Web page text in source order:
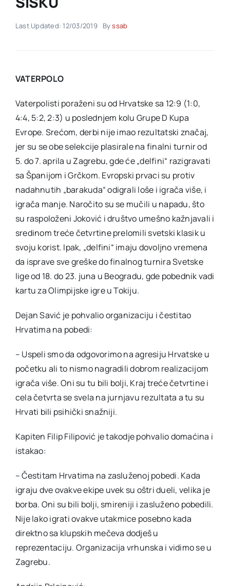
Akti SSAB
Last Updated: 12/03/2019 Byssab
VATERPOLO
Vaterpolisti poraženi su od Hrvatske sa 12:9 (1:0,
4:4, 5:2, 2:3) u poslednjem kolu Grupe D Kupa
Evrope. Srećom, derbi nije imao rezultatski značaj,
jer su se obe selekcije plasirale na finalni turnir od
5. do 7. aprila u Zagrebu, gde će „delfini“ razigravati
sa Španijom i Grčkom. Evropski prvaci su protiv
nadahnutih „barakuda“ odigrali loše i igrača više, i
igrača manje. Naročito su se mučili u napadu, što
su raspoloženi Joković i društvo umešno kažnjavali i
sredinom treće četvrtine prelomili svetski klasik u
svoju korist. Ipak, „delfini“ imaju dovoljno vremena
da isprave sve greške do finalnog turnira Svetske
lige od 18. do 23. juna u Beogradu, gde pobednik vadi
kartu za Olimpijske igre u Tokiju.
Dejan Savić je pohvalio organizaciju i čestitao
Hrvatima na pobedi:
– Uspeli smo da odgovorimo na agresiju Hrvatske u
početku ali to nismo nagradili dobrom realizacijom
igrača više. Oni su tu bili bolji, Kraj treće četvrtine i
cela četvrta se svela na jurnjavu rezultata a tu su
Hrvati bili psihički snažniji.
Kapiten Filip Filipović je takodje pohvalio domaćina i
istakao:
– Čestitam Hrvatima na zasluženoj pobedi. Kada
igraju dve ovakve ekipe uvek su oštri dueli, velika je
borba. Oni su bili bolji, smireniji i zasluženo pobedili.
Nije lako igrati ovakve utakmice posebno kada
direktno sa klupskih mečeva dodješ u
reprezentaciju. Organizacija vrhunska i vidimo se u
Zagrebu.